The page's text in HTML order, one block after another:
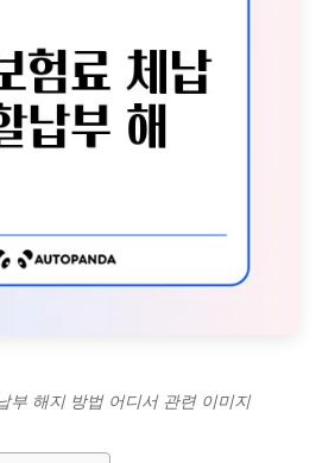
부 해지 방법 어디서 관련 이미지